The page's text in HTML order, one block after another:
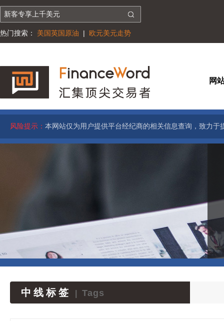
热门搜索： 美国英国原油 | 欧元美元走势
网
风险提示： 本网站仅为用户提供平台经纪商的相关信息查询，致力
中线标签 Tags